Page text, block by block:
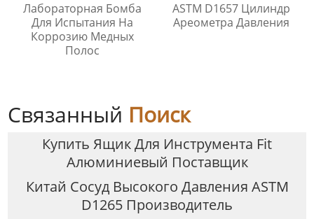
Лабораторная Бомба
Для Испытания На
Коррозию Медных
Полос
ASTM D1657 Цилиндр
Ареометра Давления
Связанный Поиск
Купить Ящик Для Инструмента Fit
Алюминиевый Поставщик
Китай Сосуд Высокого Давления ASTM
D1265 Производитель